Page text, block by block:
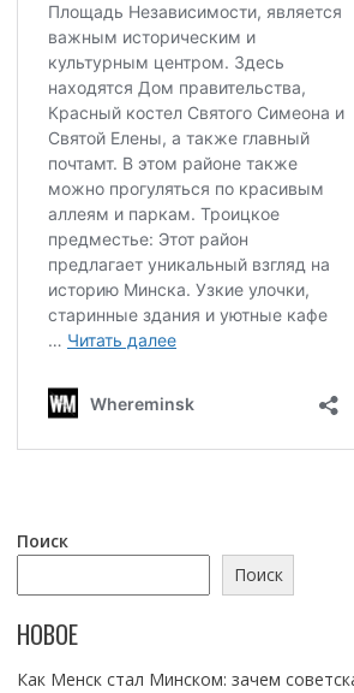
Поиск
Поиск
НОВОЕ
Как Менск стал Минском: зачем